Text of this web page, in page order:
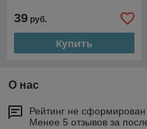
39 руб.
Купить
О нас
Рейтинг не сформирован
Менее 5 отзывов за